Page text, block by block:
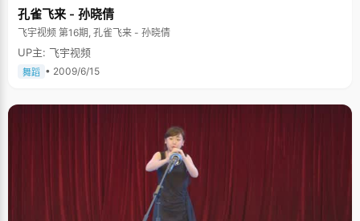
孔雀飞来 - 孙晓倩
飞宇视频 第16期, 孔雀飞来 - 孙晓倩
UP主: 飞宇视频
舞蹈 • 2009/6/15